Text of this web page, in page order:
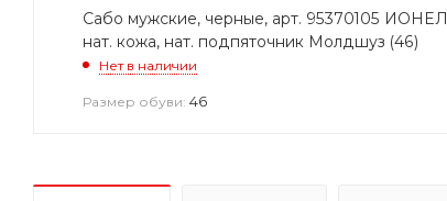
Сабо мужские, черные, арт. 95370105 ИОНЕЛ
нат. кожа, нат. подпяточник Молдшуз (46)
Нет в наличии
Размер обуви: 46